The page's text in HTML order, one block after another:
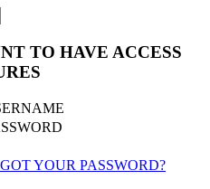
TO HAVE ACCESS
YOUR PASSWORD?